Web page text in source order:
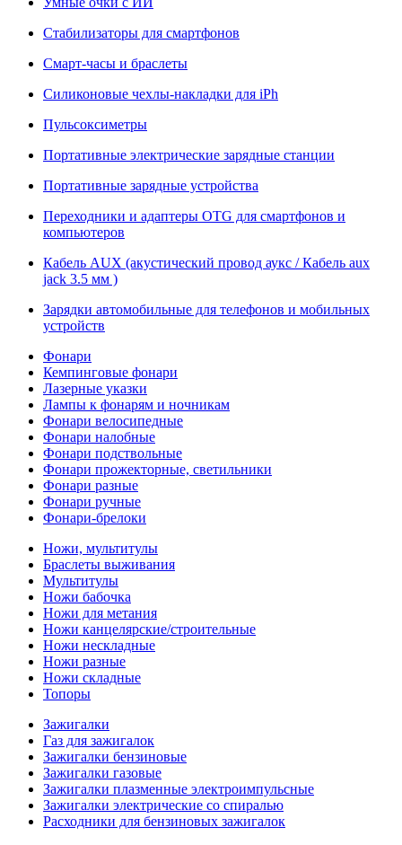
Стабилизаторы для смартфонов
Смарт-часы и браслеты
Силиконовые чехлы-накладки для iPh
Пульсоксиметры
Портативные электрические зарядные станции
Портативные зарядные устройства
Переходники и адаптеры OTG для смартфонов и
компьютеров
Кабель AUX (акустический провод аукс / Кабель aux
jack 3.5 мм )
Зарядки автомобильные для телефонов и мобильных
устройств
Фонари
Кемпинговые фонари
Лазерные указки
Лампы к фонарям и ночникам
Фонари велосипедные
Фонари налобные
Фонари подствольные
Фонари прожекторные, светильники
Фонари разные
Фонари ручные
Фонари-брелоки
Ножи, мультитулы
Браслеты выживания
Мультитулы
Ножи бабочка
Ножи для метания
Ножи канцелярские/строительные
Ножи нескладные
Ножи разные
Ножи складные
Топоры
Зажигалки
Газ для зажигалок
Зажигалки бензиновые
Зажигалки газовые
Зажигалки плазменные электроимпульсные
Зажигалки электрические со спиралью
Расходники для бензиновых зажигалок